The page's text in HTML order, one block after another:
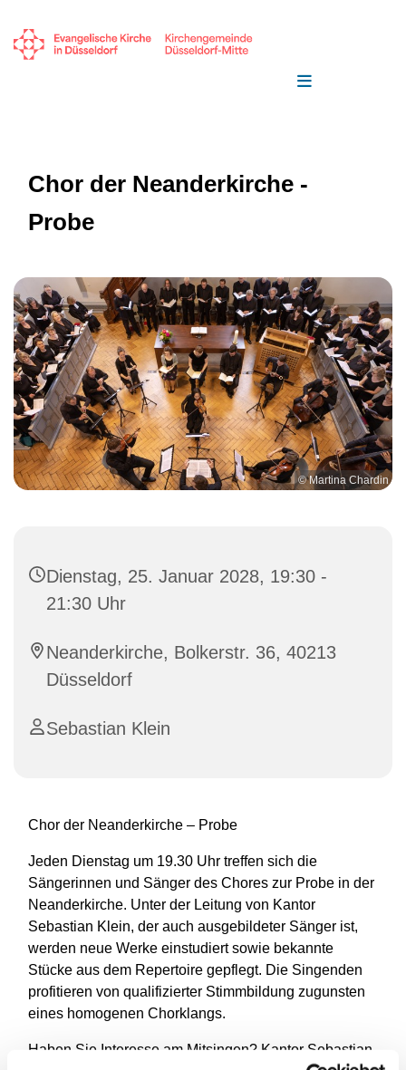
Chor der Neanderkirche -
Probe
© Martina Chardin
Dienstag, 25. Januar 2028, 19:30 -
21:30 Uhr
Neanderkirche, Bolkerstr. 36, 40213
Düsseldorf
Sebastian Klein
Chor der Neanderkirche – Probe
Jeden Dienstag um 19.30 Uhr treffen sich die
Sängerinnen und Sänger des Chores zur Probe in der
Neanderkirche. Unter der Leitung von Kantor
Sebastian Klein, der auch ausgebildeter Sänger ist,
werden neue Werke einstudiert sowie bekannte
Stücke aus dem Repertoire gepflegt. Die Singenden
profitieren von qualifizierter Stimmbildung zugunsten
eines homogenen Chorklangs.
Haben Sie Interesse am Mitsingen? Kantor Sebastian